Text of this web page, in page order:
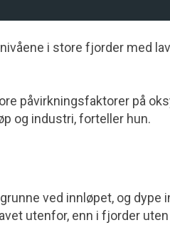
i store fjorder med
påvirkningsfaktorer på
og industri, forteller hun.
ved innløpet, og dype
utenfor, enn i fjorder